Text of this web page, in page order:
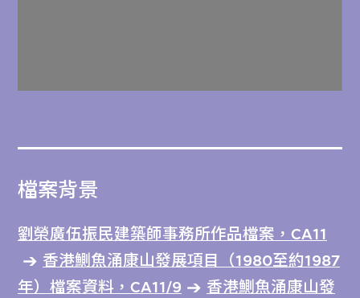
檔案背景
劉榮廣伍振民建築師事務所作品檔案，CA11
香港鰂魚涌康山發展項目（1980至約1987
年）檔案資料，CA11/9
香港鰂魚涌康山發